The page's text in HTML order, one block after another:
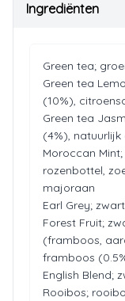
Ingrediënten
Green tea;
Green tea
(10%),
Green tea
(4%),
Moroccan
rozenbottel,
majoraan
Earl Grey;
Forest Fruit;
(framboos,
framboos
English Blend;
Rooibos;